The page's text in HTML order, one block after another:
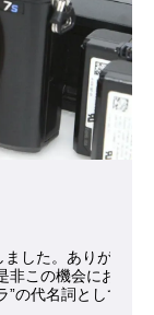
した。ありがとう
非この機会にお問合
”の代名詞として